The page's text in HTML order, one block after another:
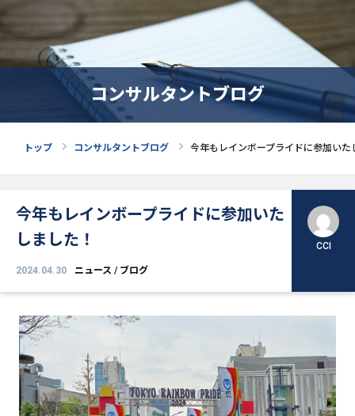
コンサルタントブログ
トップ コンサルタントブログ 今年もレインボープライドに参加いた
今年もレインボープライドに参加いた
しました！
2024.04.30 ニュース / ブログ
CCI